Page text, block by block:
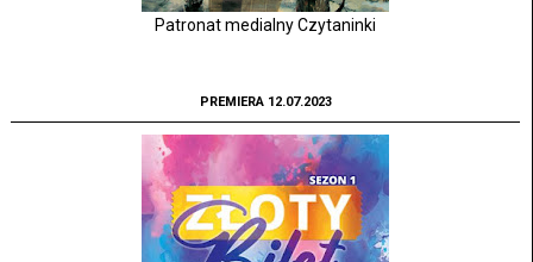
Patronat medialny Czytaninki
PREMIERA 12.07.2023